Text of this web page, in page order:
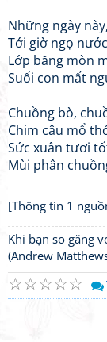
Những ngày
Tới giờ ngọ
Lớp băng mòn
Suối con mất
Chuồng bò,
Chim câu mổ
Sức xuân tươi
Mùi phân
[Thông tin 1
Khi bạn so găng
(Andrew
☆
☆
☆
☆
☆